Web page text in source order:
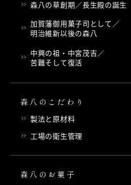
森八の草創期／長生殿の誕生
加賀藩御用菓子司として／
明治維新以後の森八
中興の祖・中宮茂吉／
苦難そして復活
森八のこだわり
製法と原材料
工場の衛生管理
森八のお菓子